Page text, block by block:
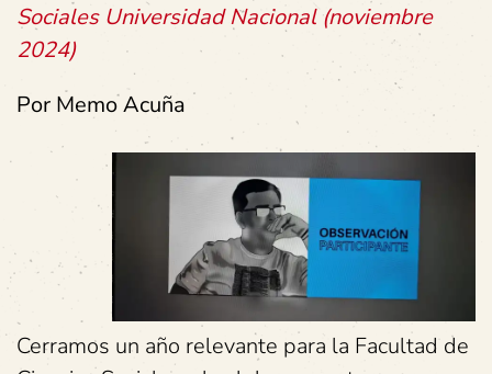
Sociales Universidad Nacional (noviembre
2024)
Por Memo Acuña
Cerramos un año relevante para la Facultad de